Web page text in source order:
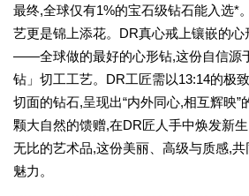
最终,全球仅有1%的宝石级钻石能入选*
艺更是锦上添花。DR真心戒上镶嵌的
——全球做的最好的心形钻,这份自信源
钻」切工工艺。DR工匠需以13:14的极
切面的钻石,呈现出“内外同心,相互辉映”
颗大自然的馈赠,在DR匠人手中焕发新
无比的艺术品,这份美丽、高级与质感,
魅力。